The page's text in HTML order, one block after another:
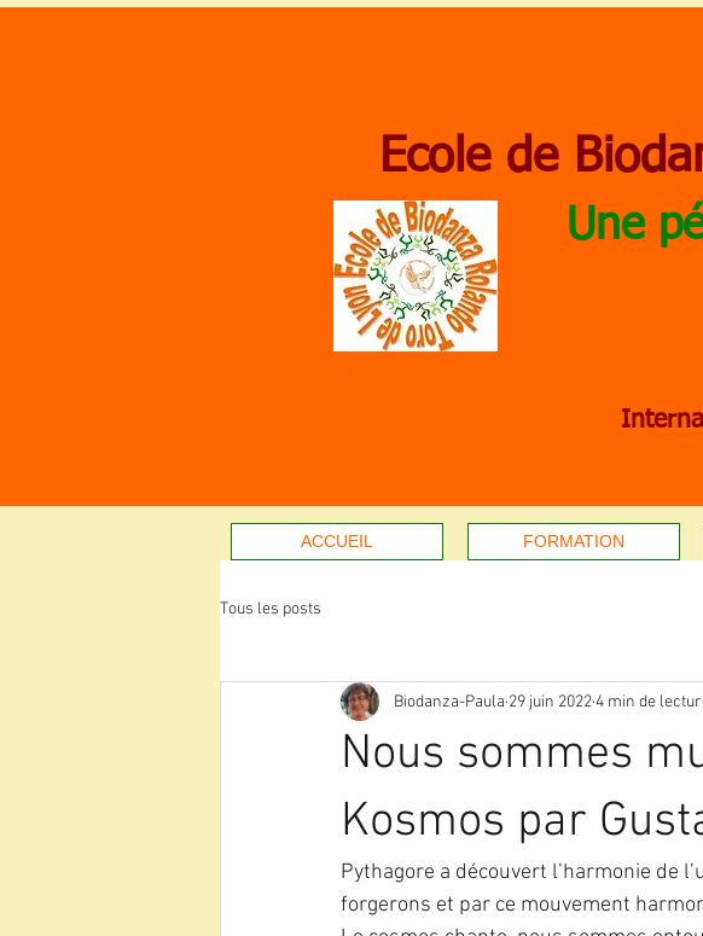
Ecole de
Une
ACCUEIL FORMATION
Tous les posts
Nous sommes
Kosmos par
Biodanza-Paula 29 juin 20224 min de
Pythagore a découvert l’harmonie de
forgerons et par ce mouvement